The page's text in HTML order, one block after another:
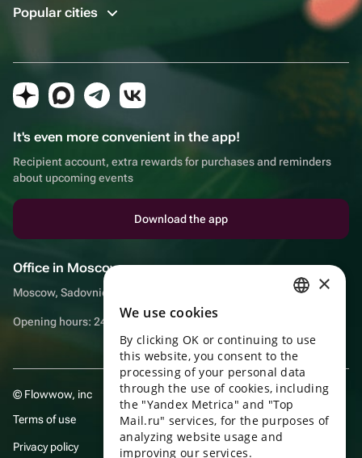
Popular cities
It's even more convenient in the app!
Recipient account, extra rewards for purchases and reminders
about upcoming events
Download the app
Office in Moscow
Moscow, Sadovnicheskaya embankment, 9, room 2/3
Opening hours: 24/7
© Flowwow, inc
Terms of use
Privacy policy
ENGLISH
UKRAINIAN
PORTUGUESE
SPANISH
×
We use cookies
By clicking OK or continuing to use
this website, you consent to the
processing of your personal data
through the use of cookies, including
the "Yandex Metrica" and "Top
Mail.ru" services, for the purposes of
analyzing website usage and
improving our services.